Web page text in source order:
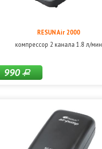
RESUN Air 2000
компрессор 2 канала 1.8 л/мин
990Р